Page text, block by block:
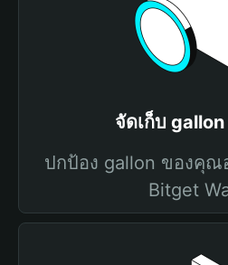
จัดเก็บ
ปกป้อง gallon ของคุณ
Bitget